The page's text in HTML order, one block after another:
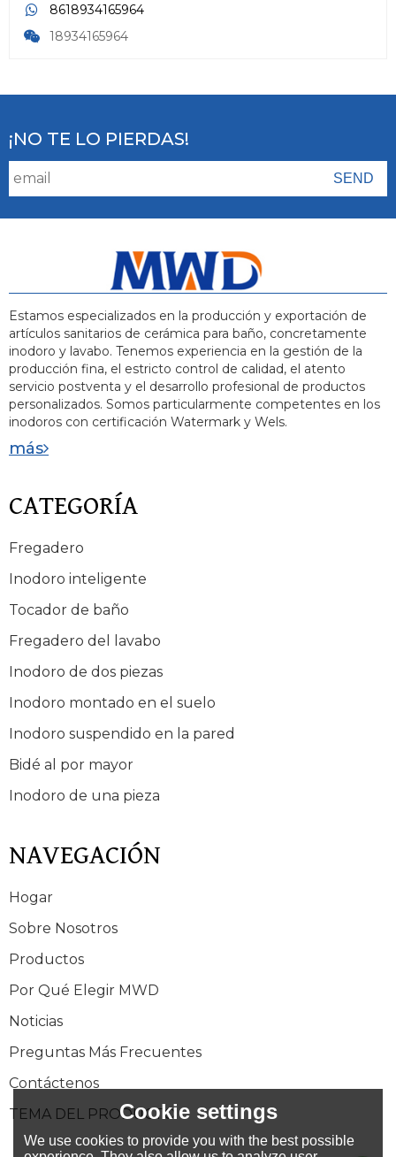
8618934165964
18934165964
¡NO TE LO PIERDAS!
Estamos especializados en la producción y exportación de
artículos sanitarios de cerámica para baño, concretamente
inodoro y lavabo. Tenemos experiencia en la gestión de la
producción fina, el estricto control de calidad, el atento
servicio postventa y el desarrollo profesional de productos
personalizados. Somos particularmente competentes en los
inodoros con certificación Watermark y Wels.
más
CATEGORÍA
Fregadero
Inodoro inteligente
Tocador de baño
Fregadero del lavabo
Inodoro de dos piezas
Inodoro montado en el suelo
Inodoro suspendido en la pared
Bidé al por mayor
Inodoro de una pieza
NAVEGACIÓN
Hogar
Sobre Nosotros
Productos
Por Qué Elegir MWD
Noticias
Preguntas Más Frecuentes
Contáctenos
TEMA DEL PRODUCTOCookie settings
We use cookies to provide you with the best possible